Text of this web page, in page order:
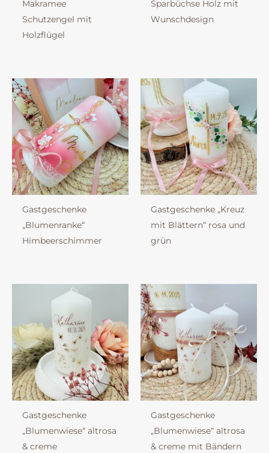
Makramee
Schutzengel mit
Holzflügel
Sparbüchse Holz mit
Wunschdesign
Gastgeschenke
„Blumenranke“
Himbeerschimmer
Gastgeschenke „Kreuz
mit Blättern“ rosa und
grün
Gastgeschenke
„Blumenwiese“ altrosa
& creme
Gastgeschenke
„Blumenwiese“ altrosa
& creme mit Bändern